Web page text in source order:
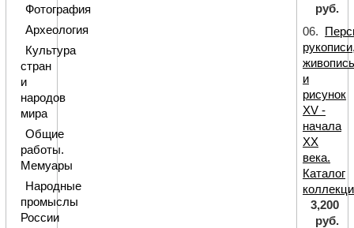
Фотография
Археология
Культура
стран
и
народов
мира
Общие
работы.
Мемуары
Народные
промыслы
России
руб.
06.
и
рисунок
XV -
начала
XX
века.
Каталог
3,200
руб.